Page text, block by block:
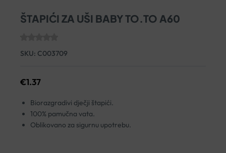
ŠTAPIĆI ZA UŠI BABY TO.TO A60
SKU: C003709
€1.37
Biorazgradivi dječji štapići.
100% pamučna vata.
Oblikovano za sigurnu upotrebu.